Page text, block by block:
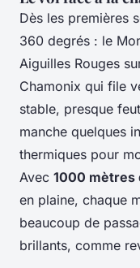
Dès les premières
360 degrés : le
Aiguilles Rouges
Chamonix qui file
stable, presque
manche quelques
thermiques pour
Avec 1000 mètres
en plaine, chaque
beaucoup de
brillants, comme